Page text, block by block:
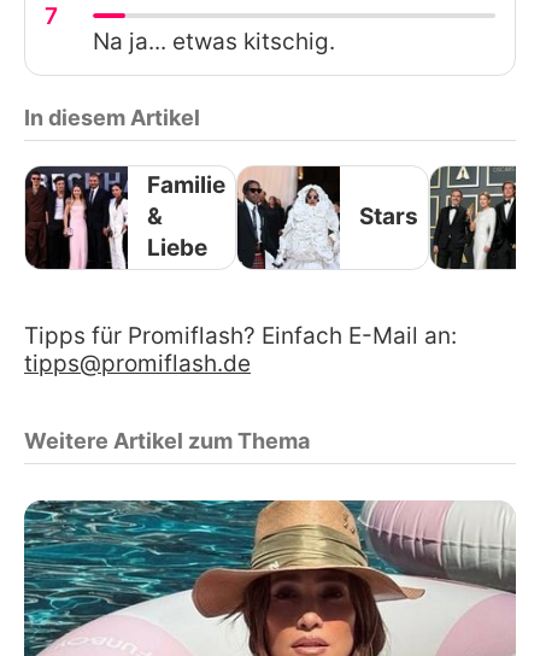
7
Na ja... etwas kitschig.
In diesem Artikel
Familie
&
Liebe
Stars
Tipps für Promiflash? Einfach E-Mail an:
tipps@promiflash.de
Weitere Artikel zum Thema